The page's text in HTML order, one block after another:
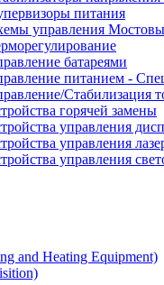
питания
управления
батареями
питанием -
Стабилизация
горячей замены
управления
управления
управления
and Heating Equipment)